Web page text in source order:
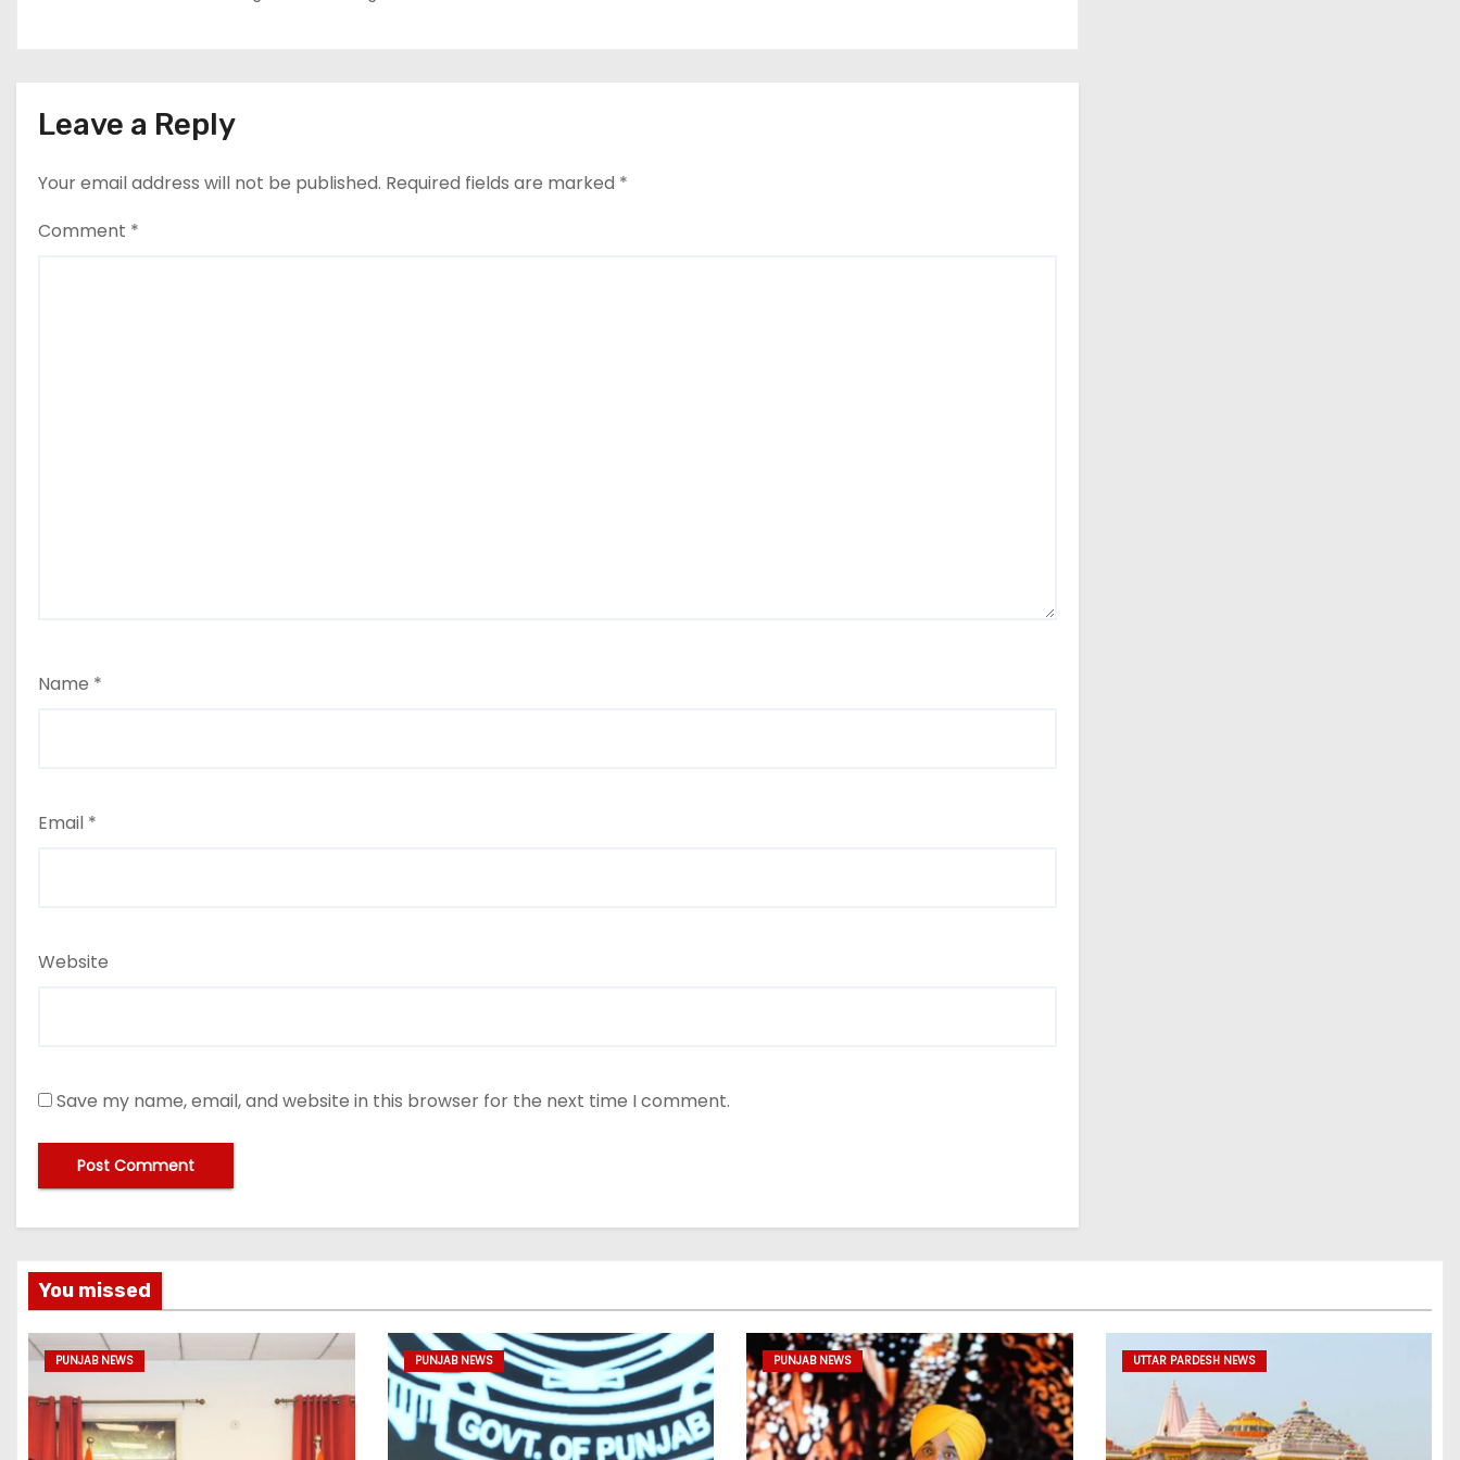
Leave a Reply
Your email address will not be published. Required fields are marked *
Comment *
Name *
Email *
Website
Save my name, email, and website in this browser for the next time I comment.
You missed
PUNJAB NEWS PUNJAB NEWS PUNJAB NEWS UTTAR PARDESH NEWS